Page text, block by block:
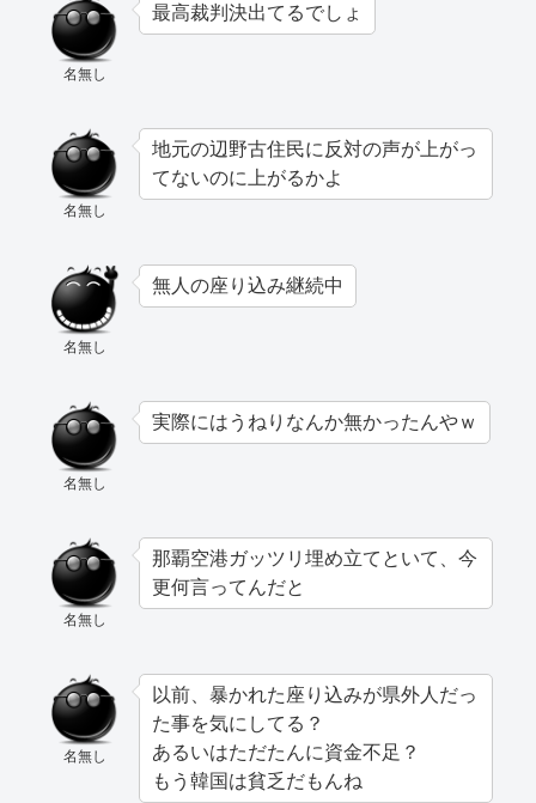
名無し
最高裁判決出てるでしょ
名無し
地元の辺野古住民に反対の声が上がっ
てないのに上がるかよ
名無し
無人の座り込み継続中
名無し
実際にはうねりなんか無かったんやｗ
名無し
那覇空港ガッツリ埋め立てといて、今
更何言ってんだと
名無し
以前、暴かれた座り込みが県外人だっ
た事を気にしてる？
あるいはただたんに資金不足？
もう韓国は貧乏だもんね